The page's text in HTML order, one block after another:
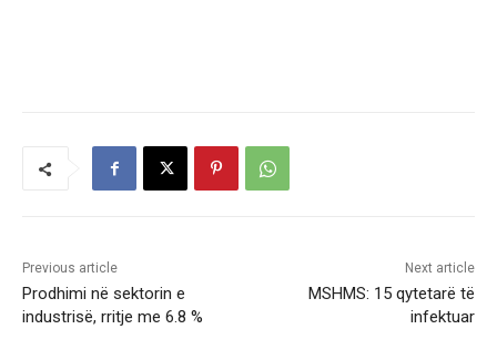
Previous article
Prodhimi në sektorin e
industrisë, rritje me 6.8 %
Next article
MSHMS: 15 qytetarë të
infektuar